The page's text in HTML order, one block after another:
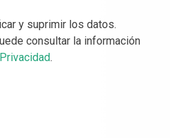
y suprimir los datos.
consultar la información
.